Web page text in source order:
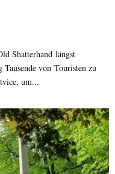
Shatterhand längst
von Touristen zu
um...